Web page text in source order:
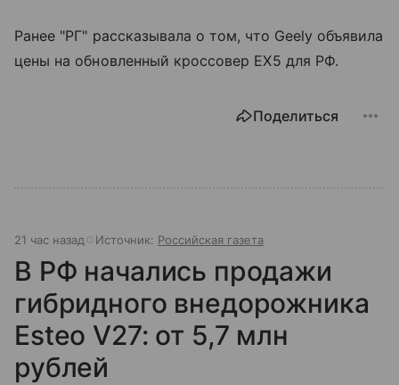
Ранее "РГ" рассказывала о том, что Geely объявила
цены на обновленный кроссовер EX5 для РФ.
Поделиться
21 час назад Источник: Российская газета
В РФ начались продажи
гибридного внедорожника
Esteo V27: от 5,7 млн
рублей